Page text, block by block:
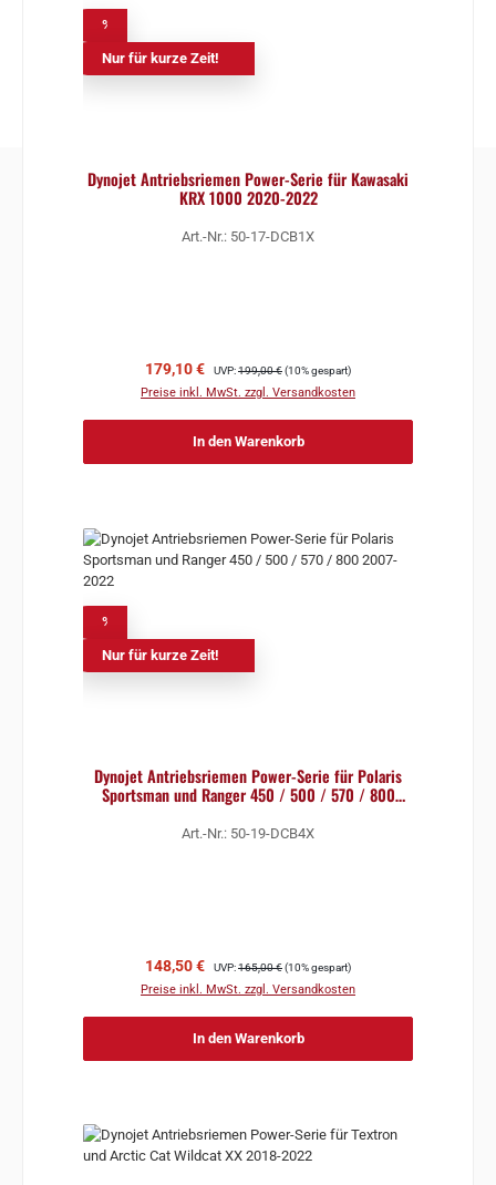
Nur für kurze Zeit!
Dynojet Antriebsriemen Power-Serie für Kawasaki
KRX 1000 2020-2022
Art.-Nr.: 50-17-DCB1X
Verkaufspreis:
179,10 € Regulärer Preis:
UVP:199,00 €(10% gespart)
Preise inkl. MwSt. zzgl. Versandkosten
In den Warenkorb
Nur für kurze Zeit!
Dynojet Antriebsriemen Power-Serie für Polaris
Sportsman und Ranger 450 / 500 / 570 / 800
2007-2022
Art.-Nr.: 50-19-DCB4X
Verkaufspreis:
148,50 € Regulärer Preis:
UVP:165,00 €(10% gespart)
Preise inkl. MwSt. zzgl. Versandkosten
In den Warenkorb